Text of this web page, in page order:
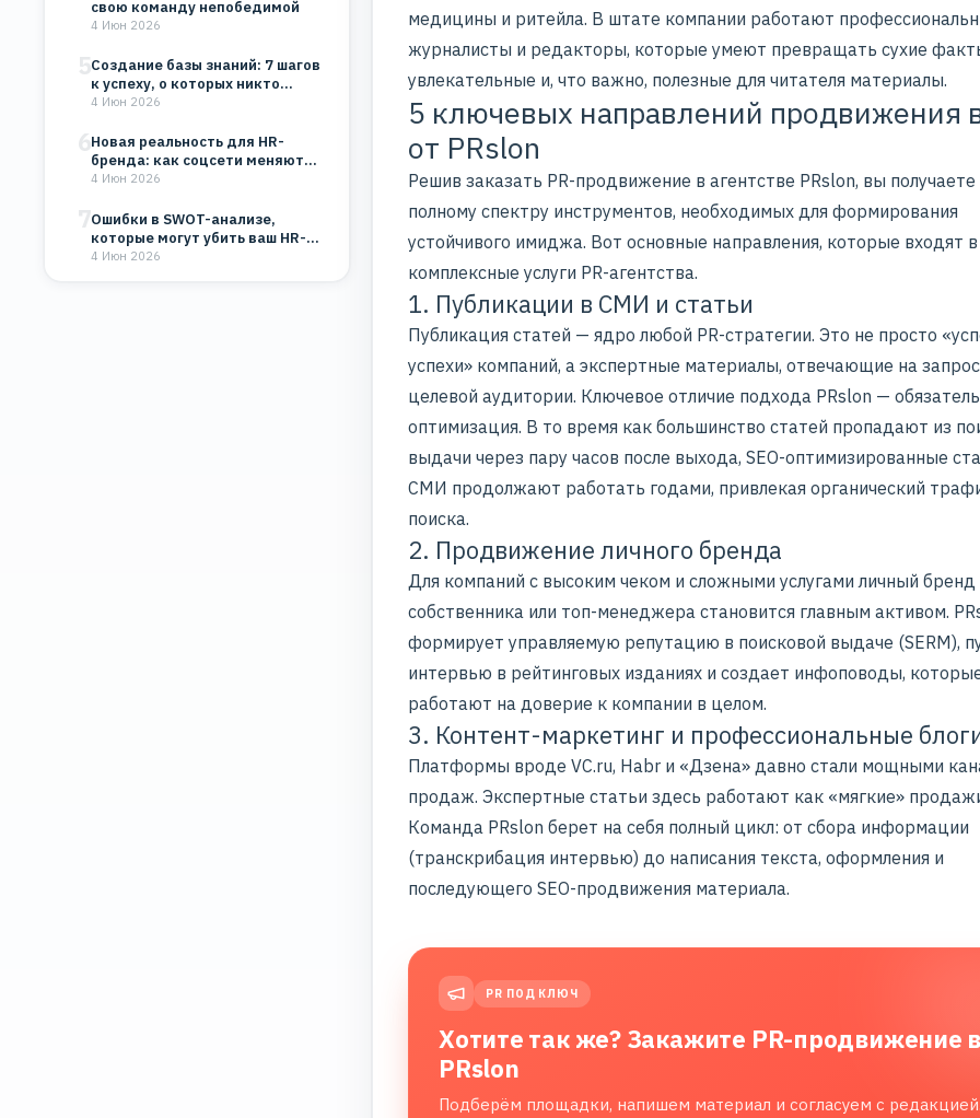
свою команду непобедимой
4 Июн 2026
5Создание базы знаний: 7 шагов
к успеху, о которых никто…
4 Июн 2026
6Новая реальность для HR-
бренда: как соцсети меняют
восприятие компании
4 Июн 2026
7Ошибки в SWOT-анализе,
которые могут убить ваш HR-
бренд и бизнес
4 Июн 2026
медицины и ритейла. В штате компании работают
журналисты и редакторы, которые умеют превращать сухие
увлекательные и, что важно, полезные для читателя материалы.
5 ключевых направлений продвижения
от PRslon
Решив заказать PR-продвижение в агентстве PRslon, вы
полному спектру инструментов, необходимых для формирования
устойчивого имиджа. Вот основные направления, которые входят в
комплексные услуги PR-агентства.
1. Публикации в СМИ и статьи
Публикация статей — ядро любой PR-стратегии. Это не просто
успехи» компаний, а экспертные материалы, отвечающие на
целевой аудитории. Ключевое отличие подхода PRslon —
оптимизация. В то время как большинство статей пропадают из
выдачи через пару часов после выхода, SEO-оптимизированные
СМИ продолжают работать годами, привлекая органический
поиска.
2. Продвижение личного бренда
Для компаний с высоким чеком и сложными услугами личный бренд
собственника или топ-менеджера становится главным активом.
формирует управляемую репутацию в поисковой выдаче (SERM),
интервью в рейтинговых изданиях и создает инфоповоды,
работают на доверие к компании в целом.
3. Контент-маркетинг и профессиональные
Платформы вроде VC.ru, Habr и «Дзена» давно стали мощными
продаж. Экспертные статьи здесь работают как «мягкие»
Команда PRslon берет на себя полный цикл: от сбора информации
(транскрибация интервью) до написания текста, оформления и
последующего SEO-продвижения материала.
PR ПОД КЛЮЧ
Хотите так же? Закажите PR-продвижение
PRslon
Подберём площадки, напишем материал и согласуем с